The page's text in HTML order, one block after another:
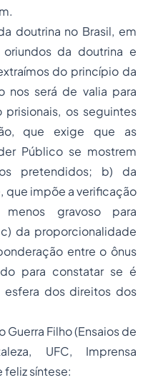
doutrina no Brasil, em
oriundos da doutrina e
do princípio da
nos será de valia para
os seguintes
que exige que as
Público se mostrem
pretendidos; b) da
impõe a verificação
gravoso para
da proporcionalidade
entre o ônus
para constatar se é
esfera dos direitos dos
Guerra Filho (Ensaios de
UFC, Imprensa
feliz síntese: